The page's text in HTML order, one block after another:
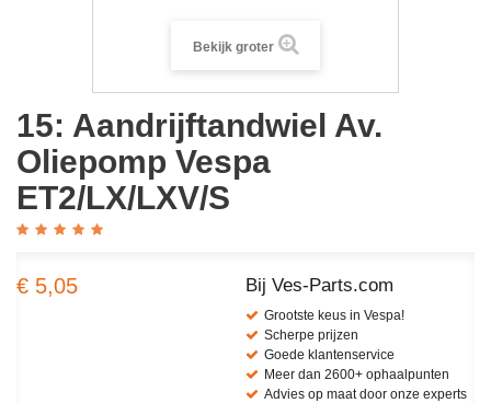
Bekijk groter
15: Aandrijftandwiel Av.
Oliepomp Vespa
ET2/LX/LXV/S
€ 5,05 Bij Ves-Parts.com
Grootste keus in Vespa!
Scherpe prijzen
Goede klantenservice
Meer dan 2600+ ophaalpunten
Advies op maat door onze experts